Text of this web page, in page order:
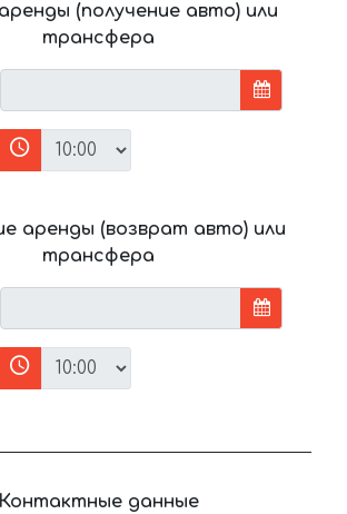
(получение авто) или
трансфера
аренды (возврат авто) или
трансфера
Контактные данные